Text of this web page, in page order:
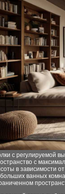
с регулируемой
с
в зависимости
ванных